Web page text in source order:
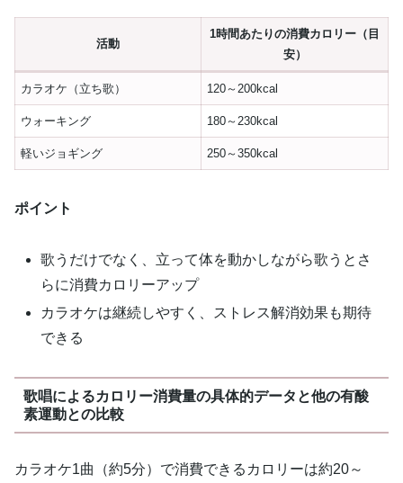
活動
1時間あたりの消費カロリー（目
安）
カラオケ（立ち歌） 120～200kcal
ウォーキング 180～230kcal
軽いジョギング 250～350kcal
ポイント
歌うだけでなく、立って体を動かしながら歌うとさ
らに消費カロリーアップ
カラオケは継続しやすく、ストレス解消効果も期待
できる
歌唱によるカロリー消費量の具体的データと他の有酸
素運動との比較
カラオケ1曲（約5分）で消費できるカロリーは約20～